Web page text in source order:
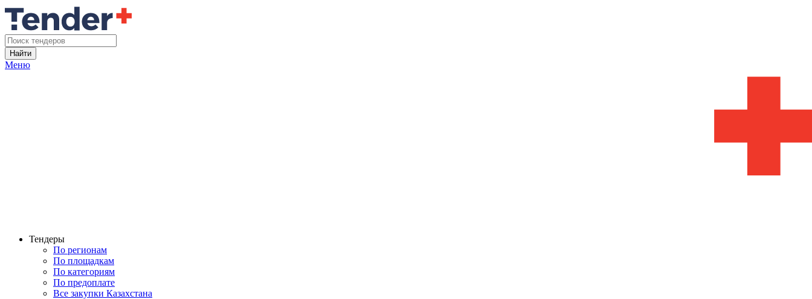
Найти
Меню
Тендеры
По регионам
По площадкам
По категориям
По предоплате
Все закупки Казахстана